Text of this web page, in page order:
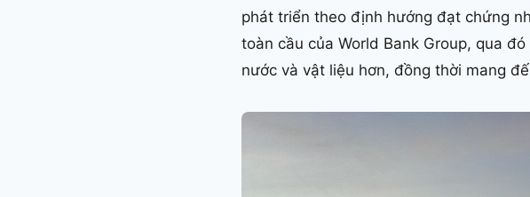
phát triển theo định hướng đạt chứng
toàn cầu của World Bank Group, qua
nước và vật liệu hơn, đồng thời mang